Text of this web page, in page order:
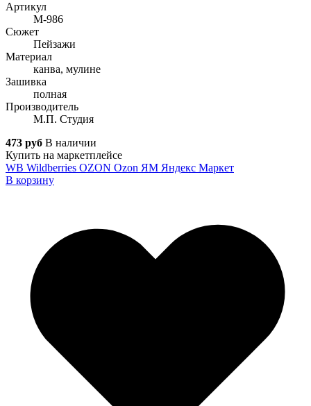
Артикул
М-986
Сюжет
Пейзажи
Материал
канва, мулине
Зашивка
полная
Производитель
М.П. Студия
473 руб В наличии
Купить на маркетплейсе
WB Wildberries OZON Ozon ЯМ Яндекс Маркет
В корзину